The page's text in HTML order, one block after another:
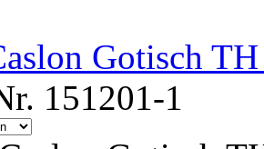
Gotisch
151201-1